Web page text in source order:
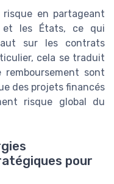
en partageant
et les États, ce qui
sur les contrats
cela se traduit
sont
des projets financés
risque global du
pour